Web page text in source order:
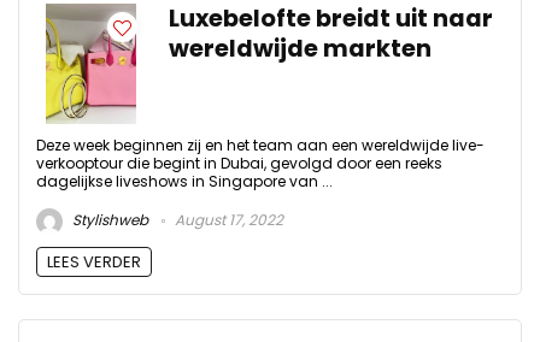
Luxebelofte breidt uit naar
wereldwijde markten
Deze week beginnen zij en het team aan een wereldwijde live-
verkooptour die begint in Dubai, gevolgd door een reeks
dagelijkse liveshows in Singapore van ...
Stylishweb
August 17, 2022
LEES VERDER